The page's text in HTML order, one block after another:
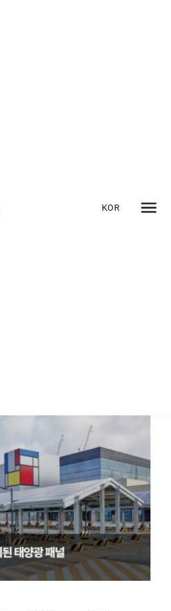
사례를 통해 산업별로 어떤
는지 분석해 보겠습니다.
KOR